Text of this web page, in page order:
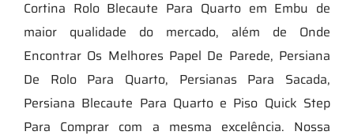
Cortina Rolo Blecaute Para Quarto em Embu de
maior qualidade do mercado, além de Onde
Encontrar Os Melhores Papel De Parede, Persiana
De Rolo Para Quarto, Persianas Para Sacada,
Persiana Blecaute Para Quarto e Piso Quick Step
Para Comprar com a mesma excelência. Nossa